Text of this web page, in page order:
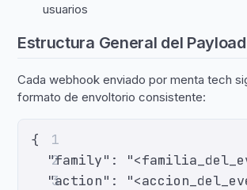
usuarios
Estructura General del Payload
Cada webhook enviado por menta tech
formato de envoltorio consistente:
1
{
2
"family":
3
"action":